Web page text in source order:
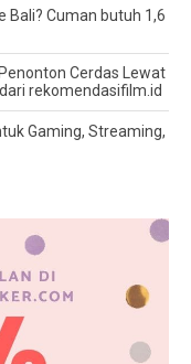
Bali? Cuman butuh 1,6
Cerdas Lewat
rekomendasifilm.id
Gaming, Streaming,